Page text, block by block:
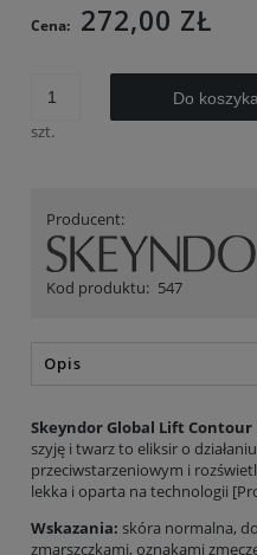
Cena: 272,00 ZŁ
szt.
Do koszyka
Producent:
Kod produktu: 547
Opis
Skeyndor Global Lift Contour
szyję i twarz to eliksir o
przeciwstarzeniowym i
lekka i oparta na technologii
Wskazania: skóra normalna,
zmarszczkami, oznakami